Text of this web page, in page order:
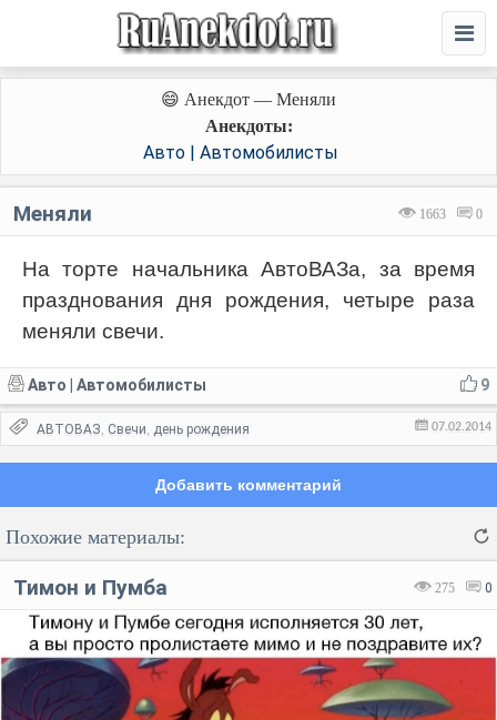
😄 Анекдот — Меняли
Анекдоты:
Авто | Автомобилисты
1663 0
Меняли
На торте начальника АвтоВАЗа, за время
празднования дня рождения, четыре раза
меняли свечи.
9
Авто | Автомобилисты
07.02.2014
АВТОВАЗ, Свечи, день рождения
Добавить комментарий
Отмена Отправить
Похожие материалы:
275 0
Тимон и Пумба